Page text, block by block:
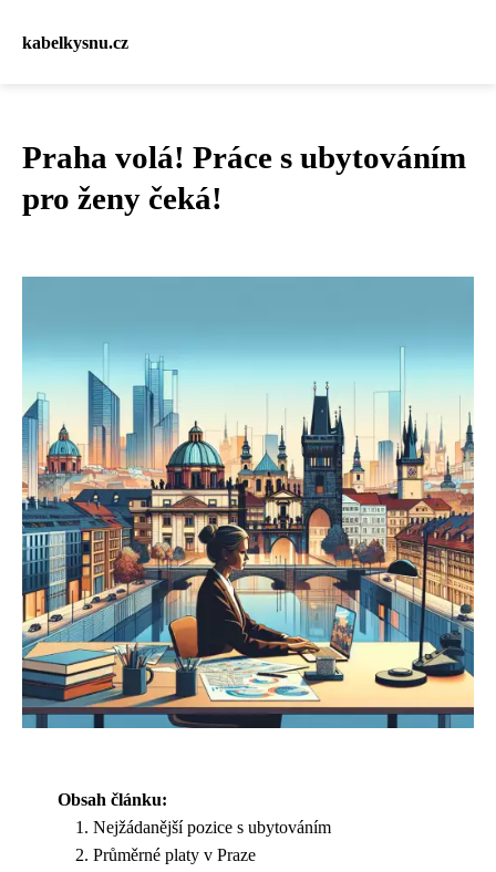
kabelkysnu.cz
Praha volá! Práce s ubytováním
pro ženy čeká!
Obsah článku:
Nejžádanější pozice s ubytováním
Průměrné platy v Praze